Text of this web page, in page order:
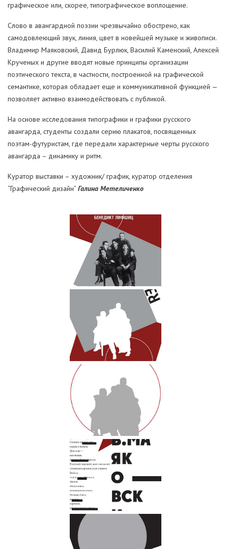
графическое или, скорее, типографическое воплощение.
Слово в авангардной поэзии чрезвычайно обострено, как
самодовлеющий звук, линия, цвет в новейшей музыке и живописи.
Владимир Маяковский, Давид Бурлюк, Василий Каменский, Алексей
Крученых и другие вводят новые принципы организации
поэтического текста, в частности, построенной на графической
семантике, которая обладает еще и коммуникативной функцией —
позволяет активно взаимодействовать с публикой.
На основе исследования типографики и графики русского
авангарда, студенты создали серию плакатов, посвященных
поэтам-футуристам, где передали характерные черты русского
авангарда – динамику и ритм.
Куратор выставки – художник/ график, куратор отделения
“Графический дизайн” Галина Метеличенко